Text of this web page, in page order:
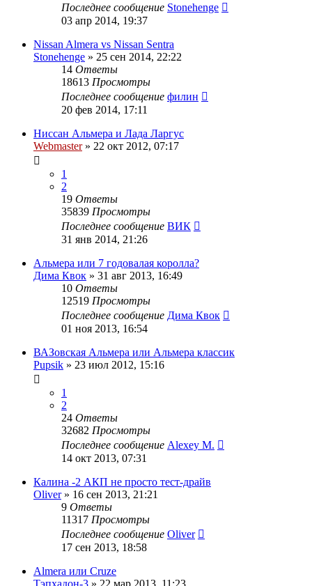
Последнее сообщение Stonehenge
03 апр 2014, 19:37
Nissan Almera vs Nissan Sentra
Stonehenge » 25 сен 2014, 22:22
14 Ответы
18613 Просмотры
Последнее сообщение филин
20 фев 2014, 17:11
Ниссан Альмера и Лада Ларгус
Webmaster» 22 окт 2012, 07:17
1
2
19 Ответы
35839 Просмотры
Последнее сообщение ВИК
31 янв 2014, 21:26
Альмера или 7 годовалая королла?
Дима Квок » 31 авг 2013, 16:49
10 Ответы
12519 Просмотры
Последнее сообщение Дима Квок
01 ноя 2013, 16:54
ВАЗовская Альмера или Альмера классик
Pupsik » 23 июл 2012, 15:16
1
2
24 Ответы
32682 Просмотры
Последнее сообщение Alexey M.
14 окт 2013, 07:31
Калина -2 АКП не просто тест-драйв
Oliver» 16 сен 2013, 21:21
9 Ответы
11317 Просмотры
Последнее сообщение Oliver
17 сен 2013, 18:58
Almera или Cruze
Тэпхадон-3 » 22 мар 2013, 11:23